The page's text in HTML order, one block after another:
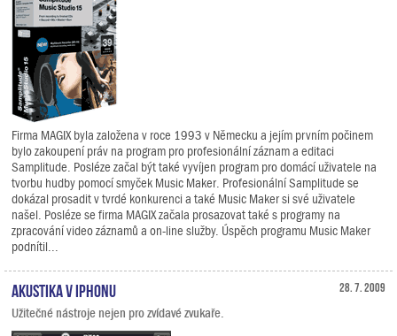
Firma MAGIX byla založena v roce 1993 v Německu a jejím prvním počinem
bylo zakoupení práv na program pro profesionální záznam a editaci
Samplitude. Posléze začal být také vyvíjen program pro domácí uživatele na
tvorbu hudby pomocí smyček Music Maker. Profesionální Samplitude se
dokázal prosadit v tvrdé konkurenci a také Music Maker si své uživatele
našel. Posléze se firma MAGIX začala prosazovat také s programy na
zpracování video záznamů a on-line služby. Úspěch programu Music Maker
podnítil...
28. 7. 2009
Akustika v iPhonu
Užitečné nástroje nejen pro zvídavé zvukaře.